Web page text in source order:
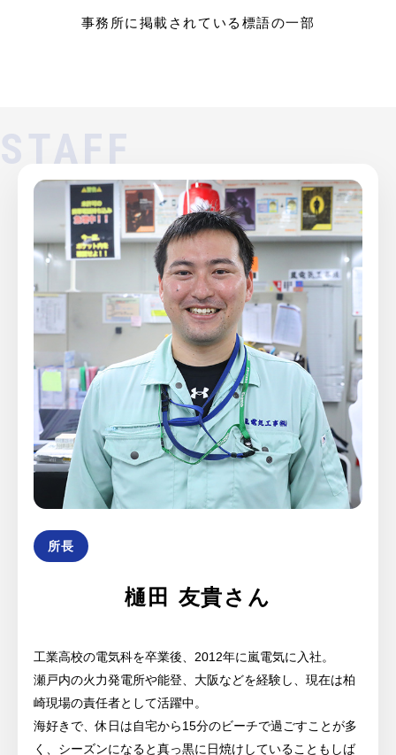
事務所に掲載されている標語の一部
STAFF
所長
樋田 友貴さん
工業高校の電気科を卒業後、2012年に嵐電気に入社。
瀬戸内の火力発電所や能登、大阪などを経験し、現在は柏
崎現場の責任者として活躍中。
海好きで、休日は自宅から15分のビーチで過ごすことが多
く、シーズンになると真っ黒に日焼けしていることもしば